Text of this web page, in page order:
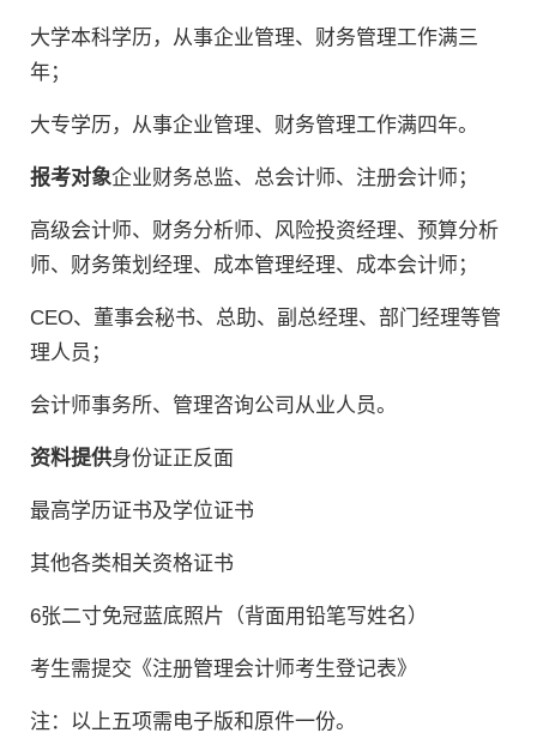
大学本科学历，从事企业管理、财务管理工作满三
年；
大专学历，从事企业管理、财务管理工作满四年。
报考对象企业财务总监、总会计师、注册会计师；
高级会计师、财务分析师、风险投资经理、预算分析
师、财务策划经理、成本管理经理、成本会计师；
CEO、董事会秘书、总助、副总经理、部门经理等管
理人员；
会计师事务所、管理咨询公司从业人员。
资料提供身份证正反面
最高学历证书及学位证书
其他各类相关资格证书
6张二寸免冠蓝底照片（背面用铅笔写姓名）
考生需提交《注册管理会计师考生登记表》
注：以上五项需电子版和原件一份。